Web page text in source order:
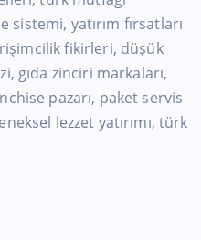
yatırım fırsatları
fikirleri, düşük
gıda zinciri markaları,
pazarı, paket servis
lezzet yatırımı, türk